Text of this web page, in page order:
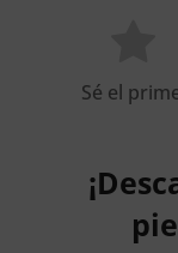
Sé el